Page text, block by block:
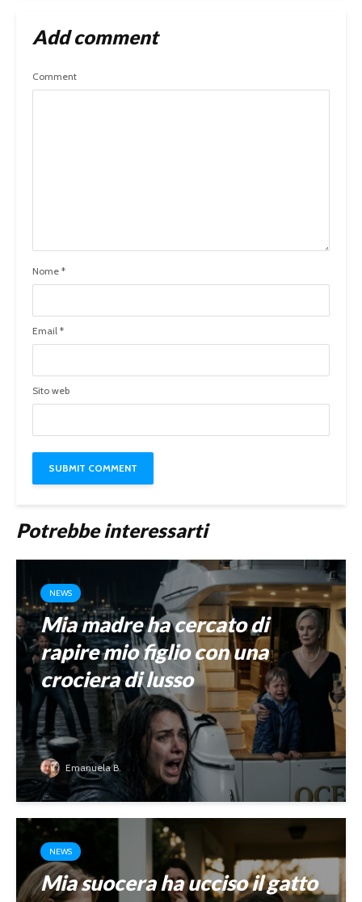
Add comment
Comment
Nome *
Email *
Sito web
Potrebbe interessarti
NEWS
Mia madre ha cercato di
rapire mio figlio con una
crociera di lusso
Emanuela B.
NEWS
Mia suocera ha ucciso il gatto